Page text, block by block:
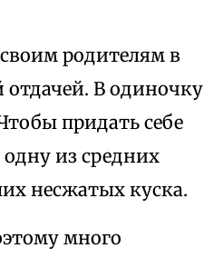
родителям в
отдачей. В одиночку
придать себе
из средних
несжатых куска.
много